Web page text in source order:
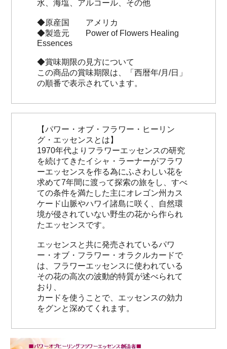
水、海塩、アルコール、その他
◆原産国 アメリカ
◆製造元 Power of Flowers Healing
Essences
◆賞味期限の見方について
この商品の賞味期限は、「西暦年/月/日」
の順番で表示されています。
【パワー・オブ・フラワー・ヒーリン
グ・エッセンスとは】
1970年代よりフラワーエッセンスの研究
を続けてきたイシャ・ラーナーがフラワ
ーエッセンスを作る為にふさわしい花を
求めて7年間に渡って探索の旅をし、すべ
ての条件を満たした主にオレゴン州カス
ケード山脈やハワイ諸島に咲く、自然環
境が侵されていない野生の花から作られ
たエッセンスです。
エッセンスと共に発売されているパワ
ー・オブ・フラワー・オラクルカードで
は、フラワーエッセンスに使われている
その花の高次の波動的特質が述べられて
おり、
カードを使うことで、エッセンスの効力
をグンと深めてくれます。